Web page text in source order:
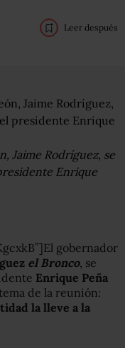
Leer después
Jaime Rodríguez, se
Enrique
gobernador
el Bronco, se
Enrique Peña
de la reunión:
la lleve a la